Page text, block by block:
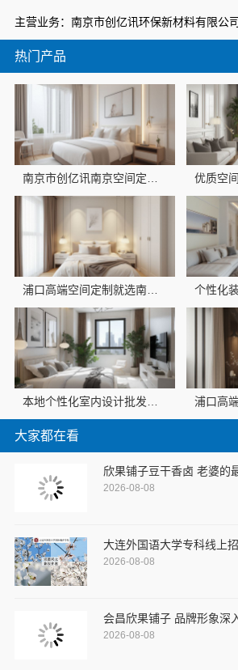
主营业务：南京市创亿讯环保新材料有限公司
热门产品
浦口高端空间定制就选南京市创亿讯，环保材料更安心
大家都在看
欣果铺子豆干香卤 老婆的
2026-08-08
大连外国语大学专科线上
2026-08-08
会昌欣果铺子 品牌形象深
2026-08-08